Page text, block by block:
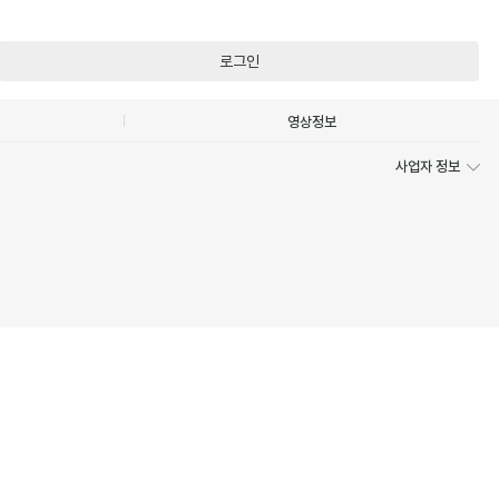
로그인
영상정보
사업자 정보